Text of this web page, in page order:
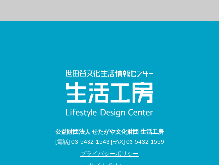
公益財団法人 せたがや文化財団 生活工房
[電話] 03-5432-1543 [FAX] 03-5432-1559
プライバシーポリシー